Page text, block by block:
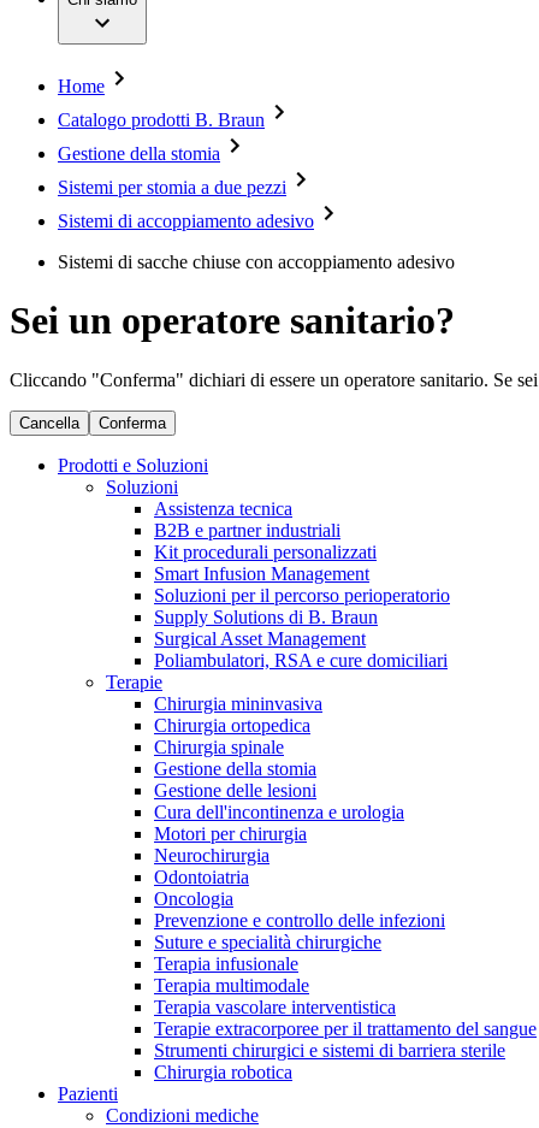
Cura dell'incontinenza e urologia
Motori per chirurgia
Neurochirurgia
Odontoiatria
Oncologia
Prevenzione e controllo delle infezioni
Terapia infusionale
Terapia vascolare interventistica
Terapie extracorporee per il trattamento del sangue
Chirurgia robotica
Campione stomia o cateteri
Richiedi gratuitamente un campione al nostro Customer Care,
Opportunità di lavoro
Trova la tua opportunità di lavoro!
Scopri le opportunità di carriera del Gruppo B. Braun. Visita
Accesso all'assistenza sanitaria
Donazioni & Sponsorizzazioni
Media
Immagini e video
News e comunicati stampa
Contatti
Scrivici
Azienda
Responsabilità
Media
Home
Catalogo prodotti B. Braun
Gestione della stomia
Sistemi per stomia a due pezzi
Sistemi di accoppiamento adesivo
Sistemi di sacche chiuse con accoppiamento adesivo
Sei un operatore sanitario?
Cliccando "Conferma" dichiari di essere un operatore sanitario. Se
Cancella Conferma
Prodotti e Soluzioni
Soluzioni
Assistenza tecnica
B2B e partner industriali
Kit procedurali personalizzati
Smart Infusion Management
Soluzioni per il percorso perioperatorio
Supply Solutions di B. Braun
Surgical Asset Management
Poliambulatori, RSA e cure domiciliari
Terapie
Chirurgia mininvasiva
Chirurgia ortopedica
Chirurgia spinale
Gestione della stomia
Gestione delle lesioni
Cura dell'incontinenza e urologia
Motori per chirurgia
Neurochirurgia
Odontoiatria
Oncologia
Prevenzione e controllo delle infezioni
Suture e specialità chirurgiche
Terapia infusionale
Terapia multimodale
Terapia vascolare interventistica
Terapie extracorporee per il trattamento del sangue
Strumenti chirurgici e sistemi di barriera sterile
Chirurgia robotica
Pazienti
Condizioni mediche